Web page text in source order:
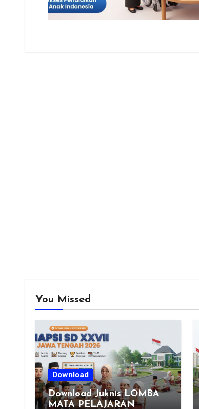
You Missed
Download
Download Juknis LOMBA
MATA PELAJARAN